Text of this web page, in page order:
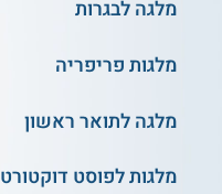
מלגה לבגרות
מלגות פריפריה
מלגה לתואר ראשון
מלגות לפוסט דוקטורט